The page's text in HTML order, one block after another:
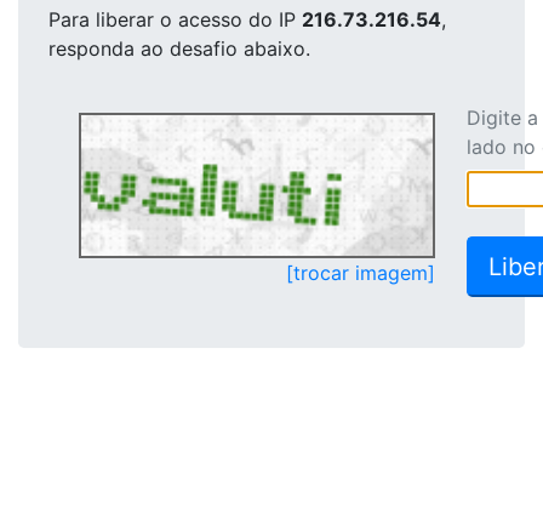
Para liberar o acesso do IP 216.73.216.54,
responda ao desafio abaixo.
[trocar imagem]
Digite
lado no